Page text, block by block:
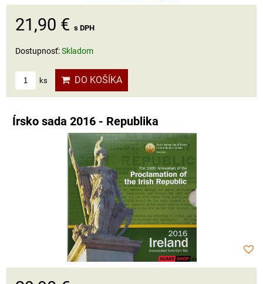
21,90 € s DPH
Dostupnosť:Skladom
ks DO KOŠÍKA
Írsko sada 2016 - Republika